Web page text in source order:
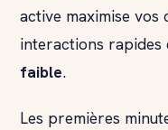
active maximise vos
interactions rapides
faible.
Les premières